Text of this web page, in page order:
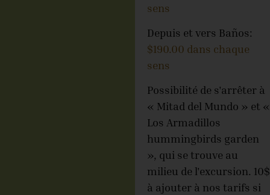
sens
Depuis et vers Baños:
$190.00 dans chaque
sens
Possibilité de s'arrêter à
« Mitad del Mundo » et «
Los Armadillos
hummingbirds garden
», qui se trouve au
milieu de l'excursion. 10$
à ajouter à nos tarifs si